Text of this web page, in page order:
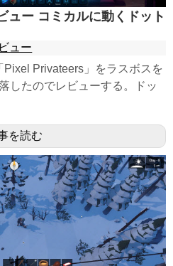
ュー コミカルに動くドット
ュー
Privateers」をラスボスを
したのでレビューする。ドッ
を読む